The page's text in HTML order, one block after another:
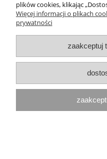
Sklep
plików cookies, klikając
Więcej informacji o plikach
prywatności
zaakceptuj